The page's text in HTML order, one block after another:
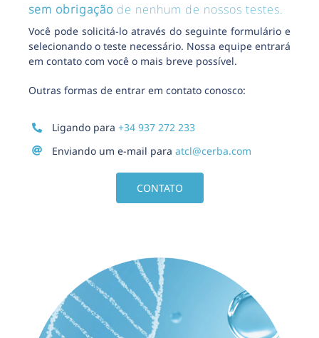
sem obrigação de nenhum de nossos testes.
Você pode solicitá-lo através do seguinte formulário e
selecionando o teste necessário. Nossa equipe entrará
em contato com você o mais breve possível.
Outras formas de entrar em contato conosco:
Ligando para +34 937 272 233
Enviando um e-mail para atcl@cerba.com
CONTATO